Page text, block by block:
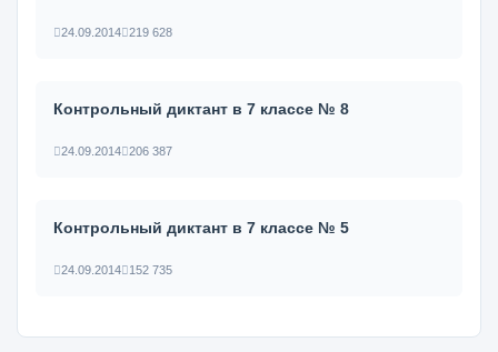
24.09.2014 219 628
Контрольный диктант в 7 классе № 8
24.09.2014 206 387
Контрольный диктант в 7 классе № 5
24.09.2014 152 735